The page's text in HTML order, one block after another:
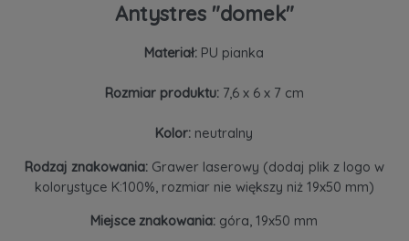
Antystres "domek"
Materiał: PU pianka
Rozmiar produktu:7,6 x 6 x 7 cm
Kolor: neutralny
Rodzaj znakowania:Grawer laserowy (dodaj plik z logo w
kolorystyce K:100%, rozmiar nie większy niż 19x50 mm)
Miejsce znakowania: góra, 19x50 mm